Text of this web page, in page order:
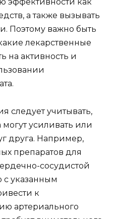
эффективности как
а также вызывать
Поэтому важно быть
лекарственные
на активность и
следует учитывать,
усиливать или
друга. Например,
препаратов для
сосудистой
указанным
к
артериального